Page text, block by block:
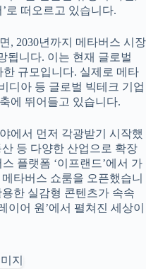
로 떠오르고 있습니다.
, 2030년까지 메타버스 시장
됩니다. 이는 현재 글로벌
규모입니다. 실제로 메타
디아 등 글로벌 빅테크 기업
에 뛰어들고 있습니다.
에서 먼저 각광받기 시작했
등 다양한 산업으로 확장
플랫폼 ‘이프랜드’에서 가
타버스 쇼룸을 오픈했습니
한 실감형 콘텐츠가 속속
이어 원’에서 펼쳐진 세상이